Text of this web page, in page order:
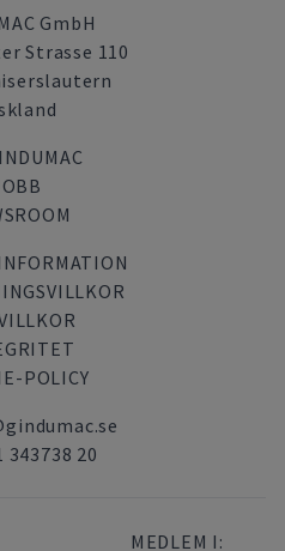
GmbH
Strasse 110
POLICY
343738 20
MEDLEM I: